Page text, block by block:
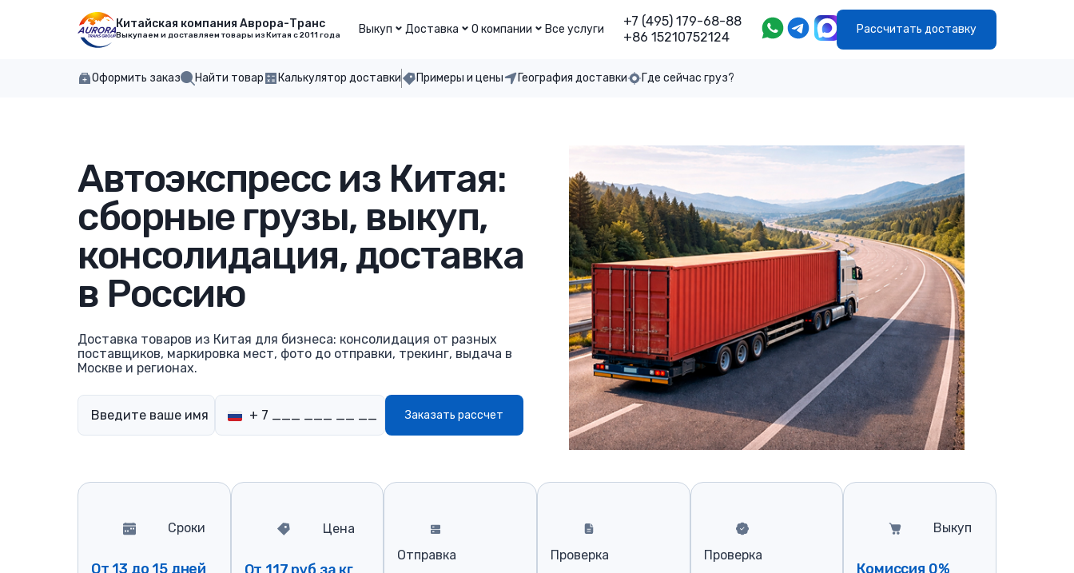
Китайская компания Аврора-Транс
Выкупаем и доставляем товары из Китая с 2011 года Выкуп Доставка О компании Все услуги
+7 (495) 179-68-88
+86 15210752124
Рассчитать доставку
Оформить заказ Найти товар Калькулятор доставки Примеры и цены География доставки Где сейчас груз?
Автоэкспресс из Китая:
сборные грузы, выкуп,
консолидация, доставка
в Россию
Доставка товаров из Китая для бизнеса: консолидация от разных
поставщиков, маркировка мест, фото до отправки, трекинг, выдача в
Москве и регионах.
Заказать рассчет
Сроки
От 13 до 15 дней
Цена
Отправка Проверка Проверка
Выкуп
Комиссия 0%